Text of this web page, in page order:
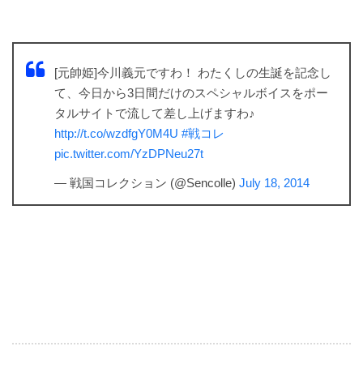
[元帥姫]今川義元ですわ！ わたくしの生誕を記念し
て、今日から3日間だけのスペシャルボイスをポー
タルサイトで流して差し上げますわ♪
http://t.co/wzdfgY0M4U #戦コレ
pic.twitter.com/YzDPNeu27t
— 戦国コレクション (@Sencolle) July 18, 2014